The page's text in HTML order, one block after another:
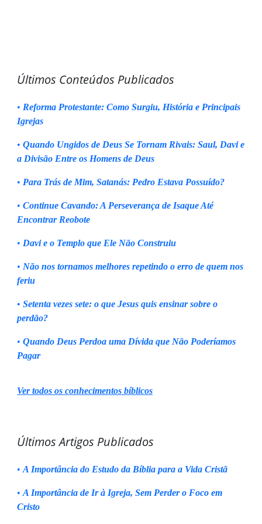
Últimos Conteúdos Publicados
• Reforma Protestante: Como Surgiu, História e Principais
Igrejas
• Quando Ungidos de Deus Se Tornam Rivais: Saul, Davi e
a Divisão Entre os Homens de Deus
• Para Trás de Mim, Satanás: Pedro Estava Possuído?
• Continue Cavando: A Perseverança de Isaque Até
Encontrar Reobote
• Davi e o Templo que Ele Não Construiu
• Não nos tornamos melhores repetindo o erro de quem nos
feriu
• Setenta vezes sete: o que Jesus quis ensinar sobre o
perdão?
• Quando Deus Perdoa uma Dívida que Não Poderíamos
Pagar
Ver todos os conhecimentos bíblicos
Últimos Artigos Publicados
• A Importância do Estudo da Bíblia para a Vida Cristã
• A Importância de Ir à Igreja, Sem Perder o Foco em
Cristo